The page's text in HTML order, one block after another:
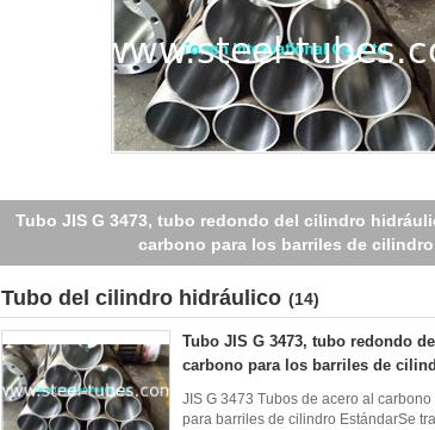
Tubo de aceite de alta presión ISO8535 para la
ISO 9001 TS16949 EN10204.3.1
Tubo del cilindro hidráulico (14)
Tubo JIS G 3473, tubo redondo
carbono para los barriles de
JIS G 3473 Tubos de acero al
para barriles de cilindro EstándarSe